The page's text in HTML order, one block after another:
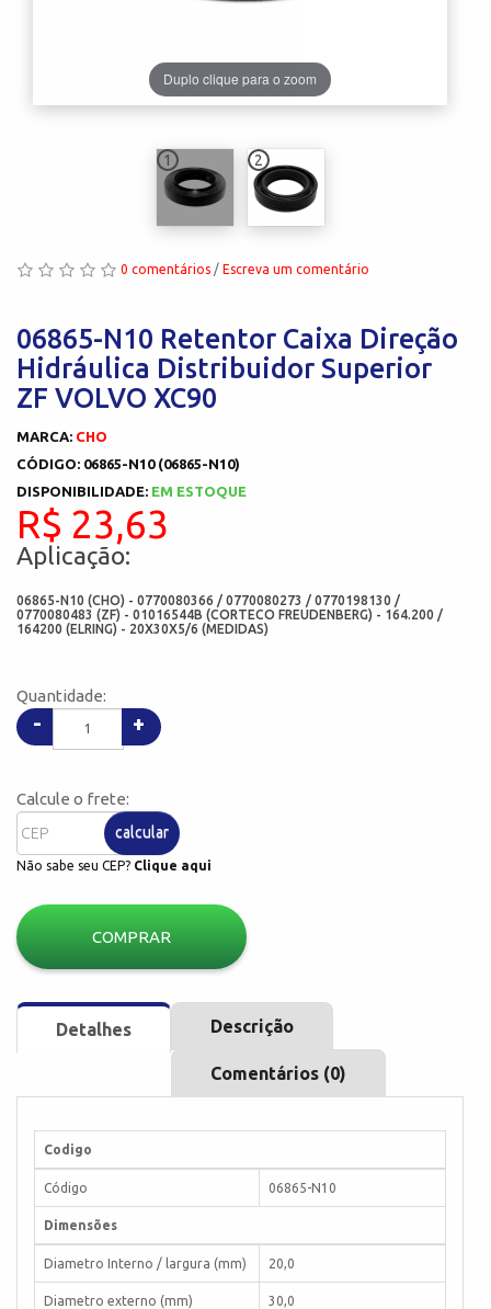
1 2
Duplo clique para o zoom
0 comentários / Escreva um comentário
06865-N10 Retentor Caixa Direção
Hidráulica Distribuidor Superior
ZF VOLVO XC90
MARCA: CHO
CÓDIGO: 06865-N10 (06865-N10)
DISPONIBILIDADE: EM ESTOQUE
R$ 23,63
Aplicação:
06865-N10 (CHO) - 0770080366 / 0770080273 / 0770198130 /
0770080483 (ZF) - 01016544B (CORTECO FREUDENBERG) - 164.200 /
164200 (ELRING) - 20X30X5/6 (MEDIDAS)
Quantidade:
- +
Calcule o frete:
calcular
Não sabe seu CEP? Clique aqui
COMPRAR
Detalhes Descrição
Comentários (0)
Codigo
Código 06865-N10
Dimensões
Diametro Interno / largura (mm) 20,0
Diametro externo (mm) 30,0